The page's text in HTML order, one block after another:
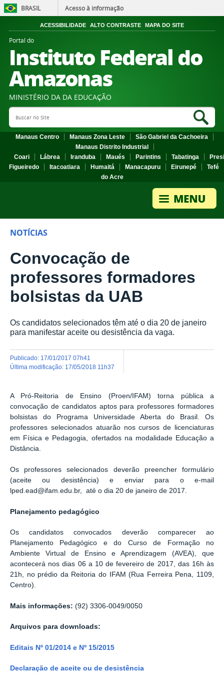
BRASIL Acesso à informação
ACESSIBILIDADE ALTO CONTRASTE MAPA DO SITE
Portal do
Instituto Federal do
Amazonas
MINISTÉRIO DA DA EDUCAÇÃO
Search Site
Manaus Centro Manaus Zona Leste
São Gabriel da Cachoeira
Manaus Distrito Industrial
Coari
Lábrea Iranduba Maués Parintins Tabatinga
Figueiredo
Itacoatiara Humaitá Manacapuru Eirunepé
Tefé
do Acre
NOTÍCIAS
Convocação de
professores formadores
bolsistas da UAB
Os candidatos selecionados têm até o dia 20 de janeiro
para manifestar aceite ou desistência da vaga.
publicado: 17/01/2017 07h41
última modificação: 17/05/2018 11h37
A Pró-Reitoria de Ensino (Proen/IFAM) torna pública a
convocação de candidatos aptos para professores formadores
bolsistas do Programa Universidade Aberta do Brasil. Os
professores selecionados atuarão nos cursos de licenciaturas
em Física e Pedagogia, ofertados na modalidade Educação a
Distância.
Os professores selecionados deverão preencher formulário
(aceite ou desistência) e enviar para o e-mail
lped.ead@ifam.edu.br, até o dia 20 de janeiro de 2017.
Planejamento pedagógico
Os candidatos convocados deverão comparecer ao
Planejamento Pedagógico e do Curso de Formação no
Ambiente Virtual de Ensino e Aprendizagem (AVEA), que
acontecerá nos dias 06 a 10 de fevereiro de 2017, das 16h às
21h, no prédio da Reitoria do IFAM (Rua Ferreira Pena, 1109,
Centro).
Mais informações: (92) 3306-0049/0050
Arquivos para downloads:
Editais Nº 01/2014 e Nº 15/2015
Declaração de aceite ou de desistência